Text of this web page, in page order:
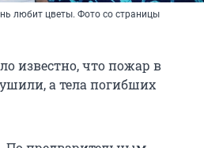
любит цветы. Фото со страницы
известно, что пожар в
а тела погибших